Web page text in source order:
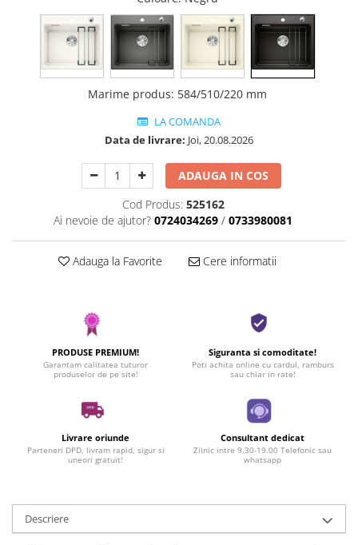
Marime produs: 584/510/220 mm
LA COMANDA
Data de livrare: Joi, 20.08.2026
ADAUGA IN COS
Cod Produs: 525162
Ai nevoie de ajutor? 0724034269 / 0733980081
Adauga la Favorite Cere informatii
PRODUSE PREMIUM!
Garantam calitatea tuturor
produselor de pe site!
Siguranta si comoditate!
Poti achita online cu cardul, ramburs
sau chiar in rate!
Livrare oriunde
Parteneri DPD, livram rapid, sigur si
uneori gratuit!
Consultant dedicat
Zilnic intre 9.30-19.00 Telefonic sau
whatsapp
Descriere